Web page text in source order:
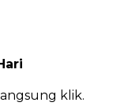
klik.